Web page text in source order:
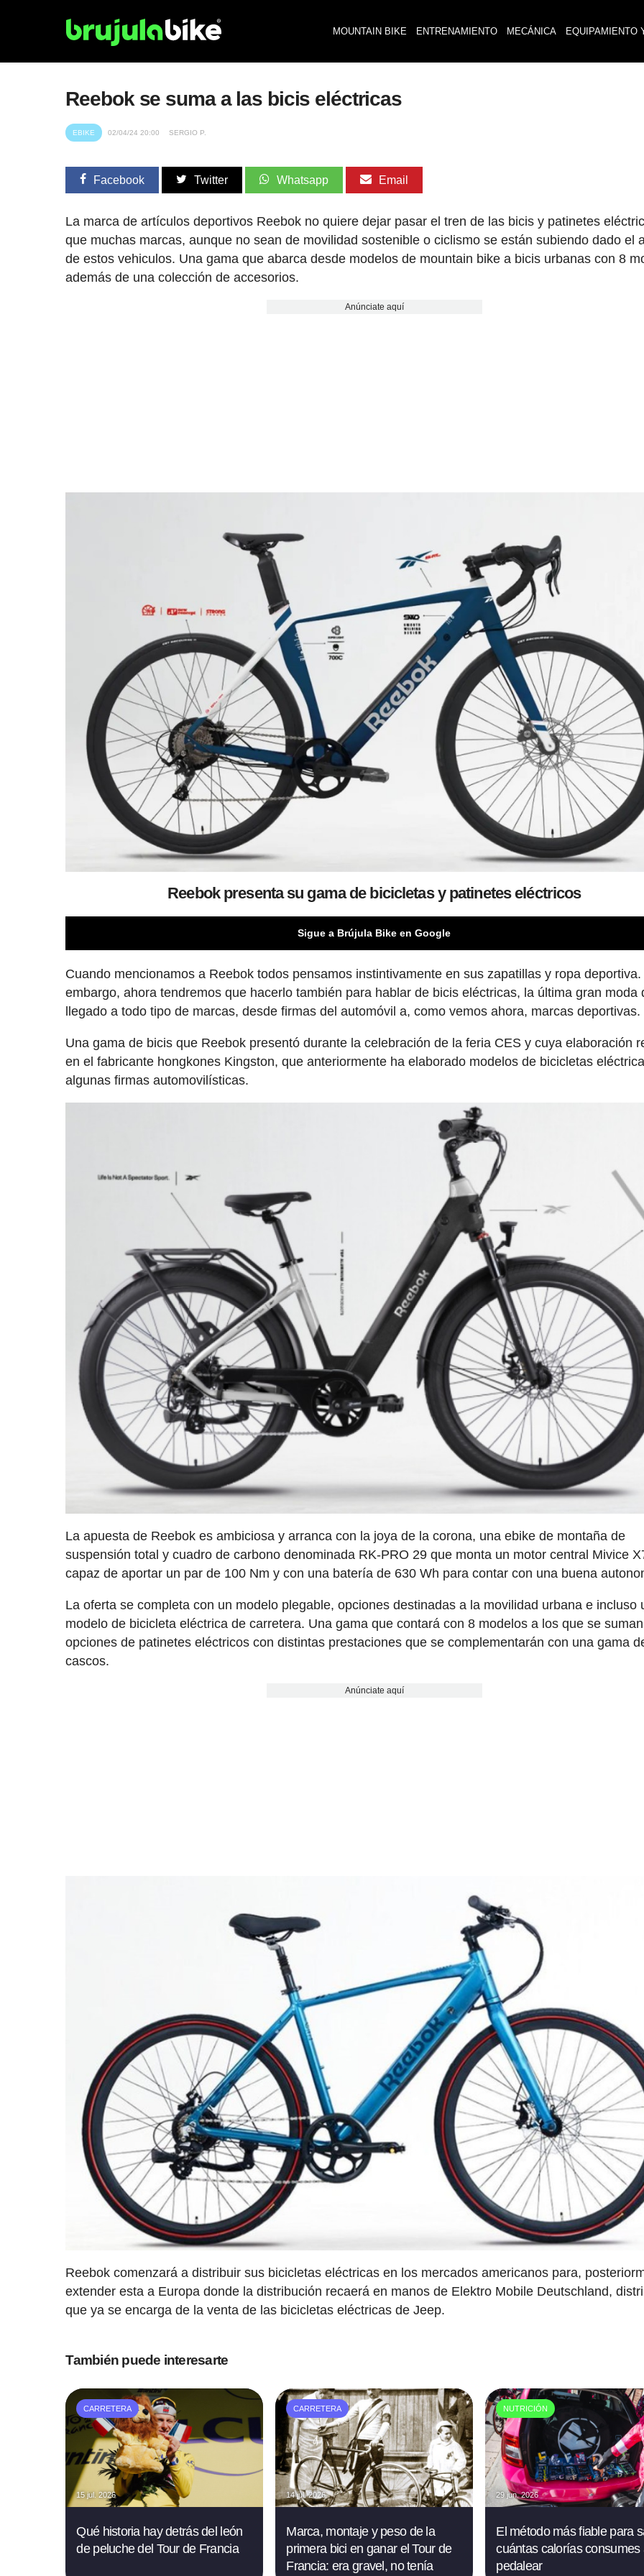
MOUNTAIN BIKE ENTRENAMIENTO MECÁNICA EQUIPAMIENTO
Reebok se suma a las bicis eléctricas
EBIKE 02/04/24 20:00 SERGIO P.
Facebook Twitter Whatsapp Email
La marca de artículos deportivos Reebok no quiere dejar pasar el tren de las bicis y patinetes
que muchas marcas, aunque no sean de movilidad sostenible o ciclismo se están subiendo dado el
de estos vehiculos. Una gama que abarca desde modelos de mountain bike a bicis urbanas con 8
además de una colección de accesorios.
Anúnciate aquí
Reebok presenta su gama de bicicletas y patinetes eléctricos
Sigue a Brújula Bike en Google
Cuando mencionamos a Reebok todos pensamos instintivamente en sus zapatillas y ropa
embargo, ahora tendremos que hacerlo también para hablar de bicis eléctricas, la última gran moda
llegado a todo tipo de marcas, desde firmas del automóvil a, como vemos ahora, marcas deportivas.
Una gama de bicis que Reebok presentó durante la celebración de la feria CES y cuya elaboración
en el fabricante hongkones Kingston, que anteriormente ha elaborado modelos de bicicletas
algunas firmas automovilísticas.
La apuesta de Reebok es ambiciosa y arranca con la joya de la corona, una ebike de montaña de
suspensión total y cuadro de carbono denominada RK-PRO 29 que monta un motor central Mivice
capaz de aportar un par de 100 Nm y con una batería de 630 Wh para contar con una buena
La oferta se completa con un modelo plegable, opciones destinadas a la movilidad urbana e incluso
modelo de bicicleta eléctrica de carretera. Una gama que contará con 8 modelos a los que se
opciones de patinetes eléctricos con distintas prestaciones que se complementarán con una gama
cascos.
Anúnciate aquí
Reebok comenzará a distribuir sus bicicletas eléctricas en los mercados americanos para,
extender esta a Europa donde la distribución recaerá en manos de Elektro Mobile Deutschland,
que ya se encarga de la venta de las bicicletas eléctricas de Jeep.
También puede interesarte
CARRETERA
15 jul. 2026
Qué historia hay detrás del león
de peluche del Tour de Francia
CARRETERA
14 jul. 2026
Marca, montaje y peso de la
primera bici en ganar el Tour de
Francia: era gravel, no tenía
NUTRICIÓN
29 jun. 2026
El método más fiable para
cuántas calorías consumes
pedalear